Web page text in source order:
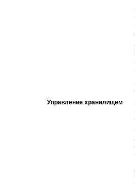
Управление хранилищем